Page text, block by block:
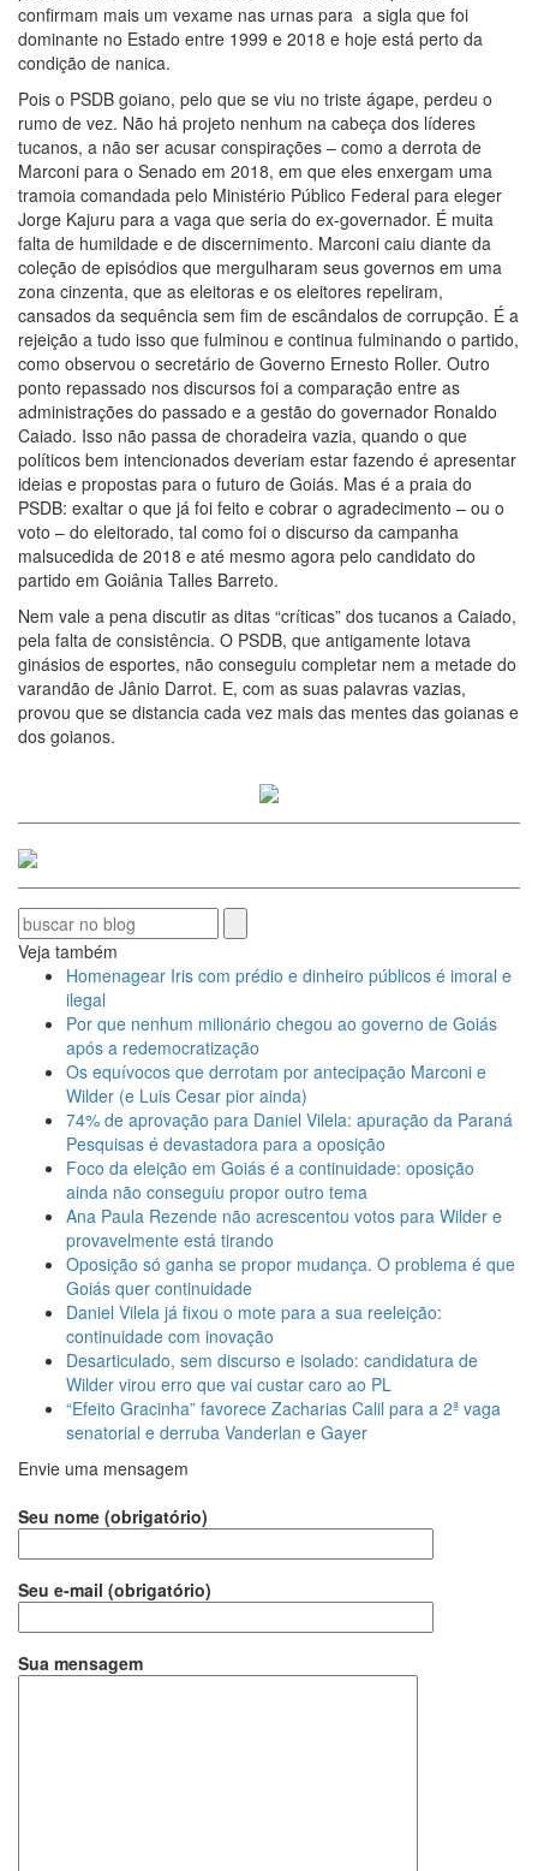
confirmam mais um vexame nas urnas para a sigla que foi
dominante no Estado entre 1999 e 2018 e hoje está perto da
condição de nanica.
Pois o PSDB goiano, pelo que se viu no triste ágape, perdeu o
rumo de vez. Não há projeto nenhum na cabeça dos líderes
tucanos, a não ser acusar conspirações – como a derrota de
Marconi para o Senado em 2018, em que eles enxergam uma
tramoia comandada pelo Ministério Público Federal para eleger
Jorge Kajuru para a vaga que seria do ex-governador. É muita
falta de humildade e de discernimento. Marconi caiu diante da
coleção de episódios que mergulharam seus governos em uma
zona cinzenta, que as eleitoras e os eleitores repeliram,
cansados da sequência sem fim de escândalos de corrupção. É a
rejeição a tudo isso que fulminou e continua fulminando o partido,
como observou o secretário de Governo Ernesto Roller. Outro
ponto repassado nos discursos foi a comparação entre as
administrações do passado e a gestão do governador Ronaldo
Caiado. Isso não passa de choradeira vazia, quando o que
políticos bem intencionados deveriam estar fazendo é apresentar
ideias e propostas para o futuro de Goiás. Mas é a praia do
PSDB: exaltar o que já foi feito e cobrar o agradecimento – ou o
voto – do eleitorado, tal como foi o discurso da campanha
malsucedida de 2018 e até mesmo agora pelo candidato do
partido em Goiânia Talles Barreto.
Nem vale a pena discutir as ditas “críticas” dos tucanos a Caiado,
pela falta de consistência. O PSDB, que antigamente lotava
ginásios de esportes, não conseguiu completar nem a metade do
varandão de Jânio Darrot. E, com as suas palavras vazias,
provou que se distancia cada vez mais das mentes das goianas e
dos goianos.
Veja também
Homenagear Iris com prédio e dinheiro públicos é imoral e
ilegal
Por que nenhum milionário chegou ao governo de Goiás
após a redemocratização
Os equívocos que derrotam por antecipação Marconi e
Wilder (e Luis Cesar pior ainda)
74% de aprovação para Daniel Vilela: apuração da Paraná
Pesquisas é devastadora para a oposição
Foco da eleição em Goiás é a continuidade: oposição
ainda não conseguiu propor outro tema
Ana Paula Rezende não acrescentou votos para Wilder e
provavelmente está tirando
Oposição só ganha se propor mudança. O problema é que
Goiás quer continuidade
Daniel Vilela já fixou o mote para a sua reeleição:
continuidade com inovação
Desarticulado, sem discurso e isolado: candidatura de
Wilder virou erro que vai custar caro ao PL
“Efeito Gracinha” favorece Zacharias Calil para a 2ª vaga
senatorial e derruba Vanderlan e Gayer
Envie uma mensagem
Seu nome (obrigatório)
Seu e-mail (obrigatório)
Sua mensagem